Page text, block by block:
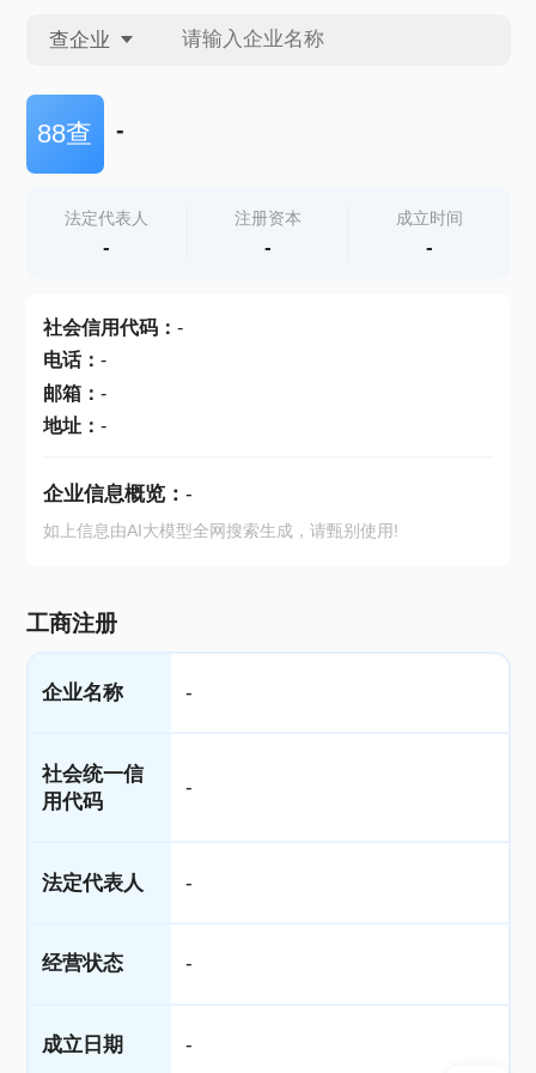
查企业
查企业
查产地
88查 -
法定代表人
-
注册资本
-
成立时间
-
社会信用代码： -
电话： -
邮箱： -
地址： -
企业信息概览： -
如上信息由AI大模型全网搜索生成，请甄别使用!
工商注册
企业名称 -
社会统一信
用代码
-
法定代表人 -
经营状态 -
成立日期 -